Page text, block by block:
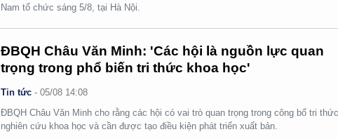
Nam tổ chức sáng 5/8, tại Hà Nội.
ĐBQH Châu Văn Minh: 'Các hội là nguồn lực quan
trọng trong phổ biến tri thức khoa học'
Tin tức -05/08 14:08
ĐBQH Châu Văn Minh cho rằng các hội có vai trò quan trọng trong công bố tri
nghiên cứu khoa học và cần được tạo điều kiện phát triển xuất bản.